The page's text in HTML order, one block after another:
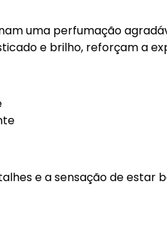
uma perfumação
e brilho, reforçam a
e a sensação de estar